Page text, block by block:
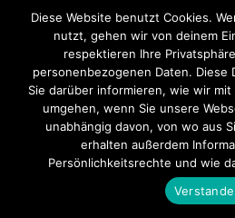
BeKu WL
H-1 PERSON IN AUFZUG
Startseite Einsätze Mitglied
Kontakt
Theme byThink Up Themes Ltd.
Diese Website benutzt Cookies.
nutzt, gehen wir von deinem
respektieren Ihre
personenbezogenen Daten. Diese
Sie darüber informieren, wie wir
umgehen, wenn Sie unsere
unabhängig davon, von wo aus
erhalten außerdem
Persönlichkeitsrechte und wie